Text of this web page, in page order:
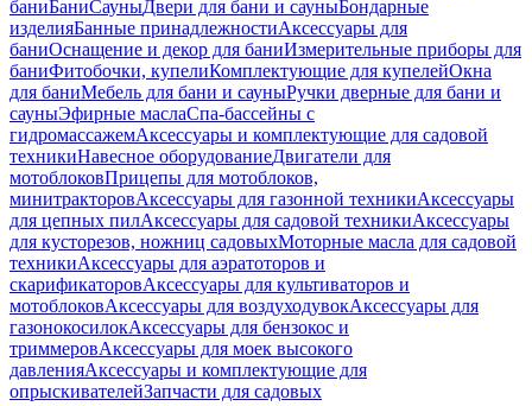
баниБаниСауныДвери для бани и сауныБондарные
изделияБанные принадлежностиАксессуары для
баниОснащение и декор для баниИзмерительные приборы для
баниФитобочки, купелиКомплектующие для купелейОкна
для баниМебель для бани и сауныРучки дверные для бани и
сауныЭфирные маслаСпа-бассейны с
гидромассажемАксессуары и комплектующие для садовой
техникиНавесное оборудованиеДвигатели для
мотоблоковПрицепы для мотоблоков,
минитракторовАксессуары для газонной техникиАксессуары
для цепных пилАксессуары для садовой техникиАксессуары
для кусторезов, ножниц садовыхМоторные масла для садовой
техникиАксессуары для аэратоторов и
скарификаторовАксессуары для культиваторов и
мотоблоковАксессуары для воздуходувокАксессуары для
газонокосилокАксессуары для бензокос и
триммеровАксессуары для моек высокого
давленияАксессуары и комплектующие для
опрыскивателейЗапчасти для садовых